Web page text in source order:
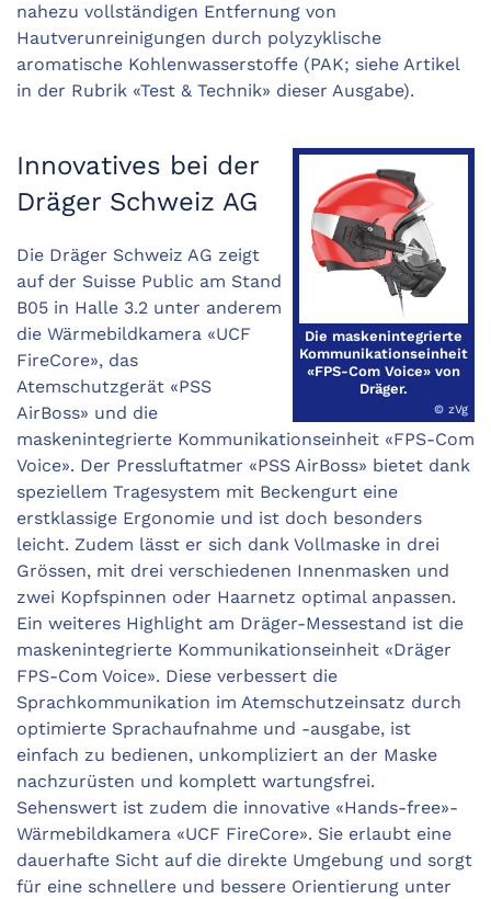
nahezu vollständigen Entfernung von
Hautverunreinigungen durch polyzyklische
aromatische Kohlenwasserstoffe (PAK; siehe Artikel
in der Rubrik «Test & Technik» dieser Ausgabe).
Die maskenintegrierte
Kommunikationseinheit
«FPS-Com Voice» von
Dräger.
© zVg
Innovatives bei der
Dräger Schweiz AG
Die Dräger Schweiz AG zeigt
auf der Suisse Public am Stand
B05 in Halle 3.2 unter anderem
die Wärmebildkamera «UCF
FireCore», das
Atemschutzgerät «PSS
AirBoss» und die
maskenintegrierte Kommunikationseinheit «FPS-Com
Voice». Der Pressluftatmer «PSS AirBoss» bietet dank
speziellem Tragesystem mit Beckengurt eine
erstklassige Ergonomie und ist doch besonders
leicht. Zudem lässt er sich dank Vollmaske in drei
Grössen, mit drei verschiedenen Innenmasken und
zwei Kopfspinnen oder Haarnetz optimal anpassen.
Ein weiteres Highlight am Dräger-Messestand ist die
maskenintegrierte Kommunikationseinheit «Dräger
FPS-Com Voice». Diese verbessert die
Sprachkommuni­kation im Atemschutzeinsatz durch
optimierte Sprachaufnahme und -ausgabe, ist
einfach zu bedienen, unkompliziert an der Maske
nachzurüsten und komplett wartungsfrei.
Sehenswert ist zudem die innovative «Hands-free»-
Wärmebildkamera «UCF FireCore». Sie erlaubt eine
dauerhafte Sicht auf die direkte Umgebung und sorgt
für eine schnellere und bessere Orientierung unter